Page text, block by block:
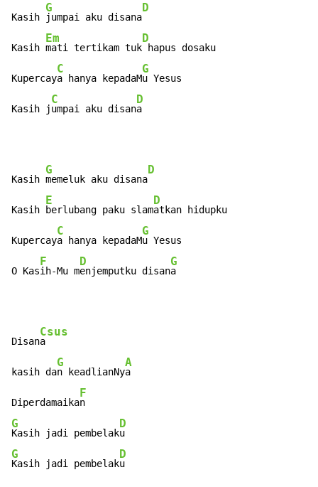
Kasih
G
jumpai aku disana
D
Kasih
Em
mati tertikam tuk
D
hapus dosaku
Kupercay
C
a hanya kepadaM
G
u Yesus
Kasih j
C
umpai aku disan
D
a
Kasih
G
memeluk aku disana
D
Kasih
E
berlubang paku slam
D
atkan hidupku
Kupercay
C
a hanya kepadaM
G
u Yesus
O Kas
F
ih-Mu m
D
enjemputku disan
G
a
Disan
Csus
a
kasih da
G
n keadlianNy
A
a
Diperdamaika
F
G
Kasih jadi pembelak
D
G
Kasih jadi pembelak
D
u